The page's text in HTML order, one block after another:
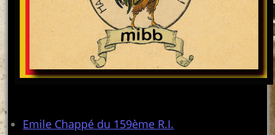
Emile Chappé du 159ème R.I.